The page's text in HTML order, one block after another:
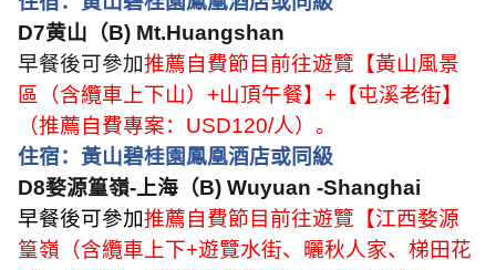
D7黄山（B) Mt.Huangshan
早餐後可參加推薦自費節目前往遊覽【黃山風景
區（含纜車上下山） +山頂午餐】 + 【屯溪老街】
（推薦自費專案： USD120/人）。
住宿：黃山碧桂園鳳凰酒店或同級
D8婺源篁嶺-上海（B) Wuyuan -Shanghai
早餐後可參加推薦自費節目前往遊覽【江西婺源
篁嶺（含纜車上下+遊覽水街、曬秋人家、梯田花